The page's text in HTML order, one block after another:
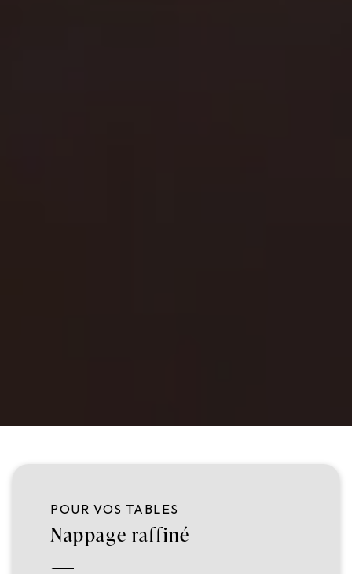
POUR VOS TABLES
Nappage raffiné